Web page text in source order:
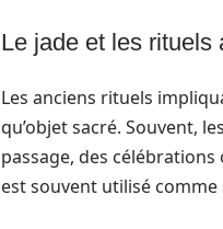
Le jade et les rituels
Les anciens rituels
qu’objet sacré. Souvent,
passage, des célébrations
est souvent utilisé